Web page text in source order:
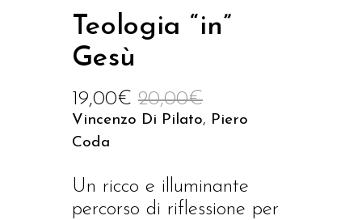
Teologia “in”
Gesù
20,00€
19,00€
Vincenzo Di Pilato, Piero
Coda
Un ricco e illuminante
percorso di riflessione per